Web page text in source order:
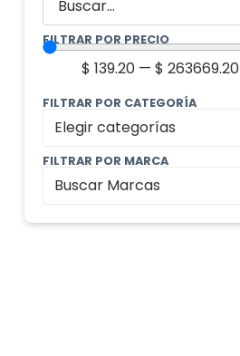
FILTRAR POR PRECIO
$ 139.20 — $ 263669.20
FILTRAR POR CATEGORÍA
Elegir categorías
FILTRAR POR MARCA
Buscar Marcas